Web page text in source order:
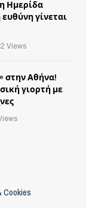
Ημερίδα
γίνεται
Views
στην Αθήνα!
γιορτή με